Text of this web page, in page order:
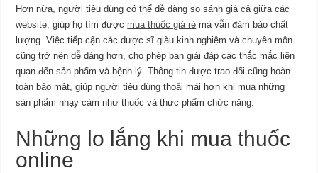
Hơn nữa, người tiêu dùng có thể dễ dàng so sánh giá cả giữa các
website, giúp họ tìm được mua thuốc giá rẻ mà vẫn đảm bảo chất
lượng. Việc tiếp cận các dược sĩ giàu kinh nghiệm và chuyên môn
cũng trở nên dễ dàng hơn, cho phép bạn giải đáp các thắc mắc liên
quan đến sản phẩm và bệnh lý. Thông tin được trao đổi cũng hoàn
toàn bảo mật, giúp người tiêu dùng thoải mái hơn khi mua những
sản phẩm nhạy cảm như thuốc và thực phẩm chức năng.
Những lo lắng khi mua thuốc
online